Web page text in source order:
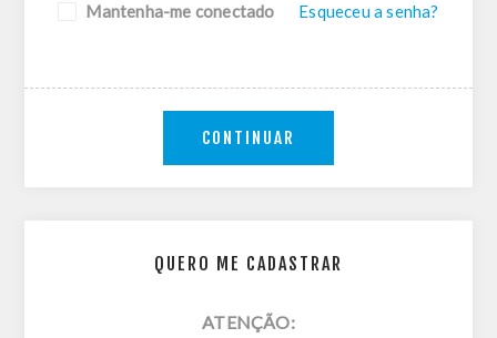
QUERO ME CADASTRAR
ATENÇÃO:
Mantenha-me conectado Esqueceu a senha?
CONTINUAR